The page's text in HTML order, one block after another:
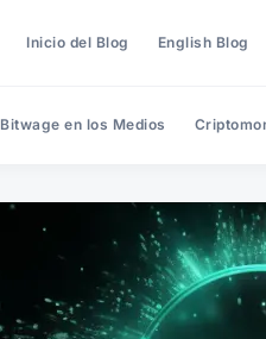
Inicio del Blog English Blog
Bitwage en los Medios